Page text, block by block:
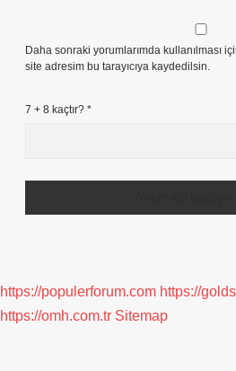
Daha sonraki yorumlarımda kullanılması
site adresim bu tarayıcıya kaydedilsin.
7 + 8 kaçtır? *
https://populerforum.com https://
https://omh.com.tr Sitemap